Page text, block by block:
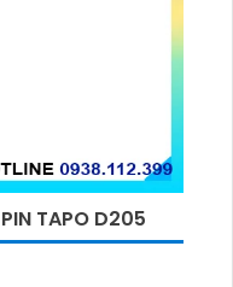
TAPO D205